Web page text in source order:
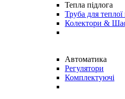
Тепла підлога
Труба для теплої
Колектори &
Автоматика
Регулятори
Комплектуючі